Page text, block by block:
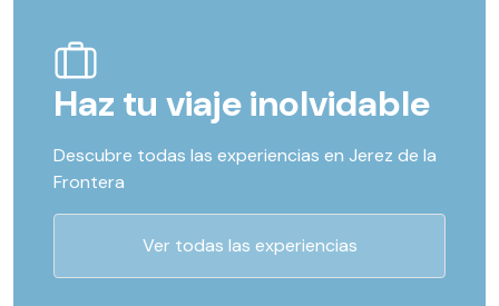
Haz tu viaje inolvidable
Descubre todas las experiencias en Jerez de la
Frontera
Ver todas las experiencias